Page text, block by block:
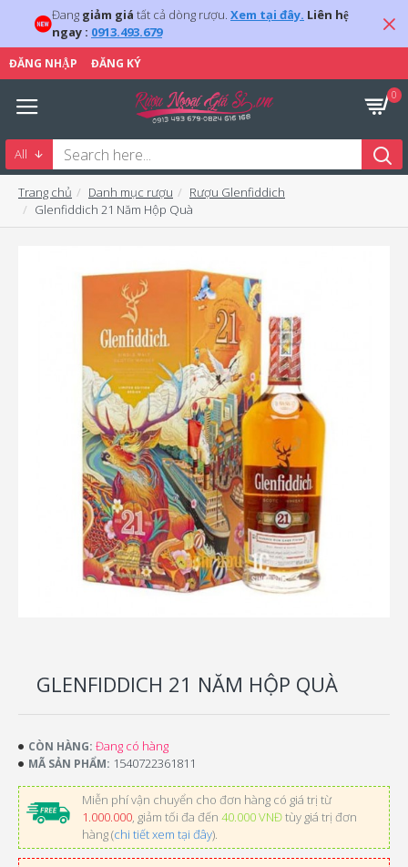
Đang giảm giá tất cả dòng rượu. Xem tại đây. Liên hệ
ngay : 0913.493.679
ĐĂNG NHẬP ĐĂNG KÝ
0
All
Trang chủ Danh mục rượu
Rượu Glenfiddich
Glenfiddich 21 Năm Hộp Quà
GLENFIDDICH 21 NĂM HỘP QUÀ
Miễn phí vận chuyển cho đơn hàng có giá trị từ
1.000.000, giảm tối đa đến 40.000 VNĐtùy giá trị đơn
hàng (chi tiết xem tại đây).
CÒN HÀNG: Đang có hàng
MÃ SẢN PHẨM: 1540722361811